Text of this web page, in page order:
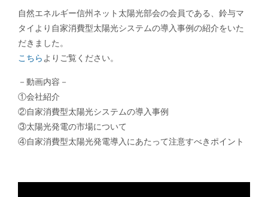
自然エネルギー信州ネット太陽光部会の会員である、鈴与マ
タイより自家消費型太陽光システムの導入事例の紹介をいた
だきました。
こちら よりご覧ください。
－動画内容－
①会社紹介
②自家消費型太陽光システムの導入事例
③太陽光発電の市場について
④自家消費型太陽光発電導入にあたって注意すべきポイント